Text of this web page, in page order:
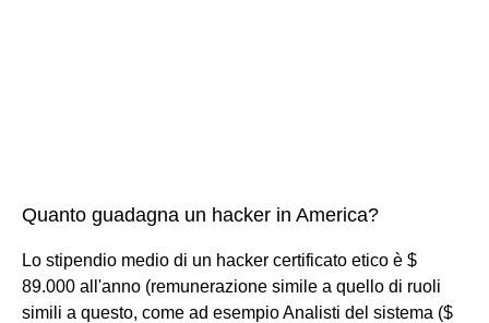
Quanto guadagna un hacker in America?
Lo stipendio medio di un hacker certificato etico è $
89.000 all'anno (remunerazione simile a quello di ruoli
simili a questo, come ad esempio Analisti del sistema ($